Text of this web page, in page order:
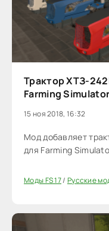
Трактор ХТЗ-
Farming
15 ноя 2018, 16:32
Мод добавляет
для Farming
Моды FS 17/ Русские